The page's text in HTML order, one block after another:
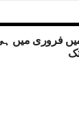
فروری میں